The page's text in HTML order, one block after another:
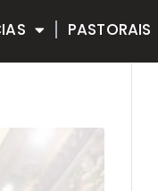
PASTORAIS